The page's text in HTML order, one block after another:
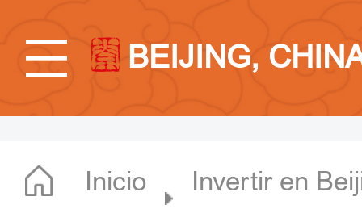
BEIJING,
Inicio
Invertir en